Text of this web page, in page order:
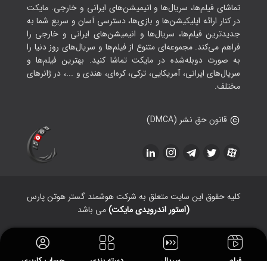
تماشای فیلم‌ها، سریال‌ها و انیمیشن‌های ایرانی و خارجی. مایکت
در کنار ارائه اپلیکیشن‌ها و بازی‌ها، دسترسی آسان و سریع شما به
جدیدترین فیلم‌ها، سریال‌ها و انیمیشن‌های ایرانی و خارجی را
فراهم می‌کند. مجموعه‌ای متنوع از فیلم‌ها و سریال‌های روز دنیا را
به صورت دوبله‌شده در مایکت تماشا کنید. بهترین فیلم‌ها و
سریال‌های ایرانی، آمریکایی، ترکی، کره‌ای، هندی و ...، در ژانرهای
مختلف.
قانون حق نشر (DMCA)
کلیه حقوق این سایت متعلق به شرکت هوشمند گستر هوتن پارس
(استور اندرویدی مایکت)می باشد